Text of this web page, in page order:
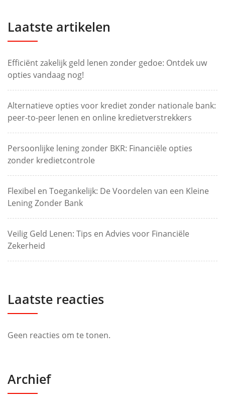
Laatste artikelen
Efficiënt zakelijk geld lenen zonder gedoe: Ontdek uw
opties vandaag nog!
Alternatieve opties voor krediet zonder nationale bank:
peer-to-peer lenen en online kredietverstrekkers
Persoonlijke lening zonder BKR: Financiële opties
zonder kredietcontrole
Flexibel en Toegankelijk: De Voordelen van een Kleine
Lening Zonder Bank
Veilig Geld Lenen: Tips en Advies voor Financiële
Zekerheid
Laatste reacties
Geen reacties om te tonen.
Archief